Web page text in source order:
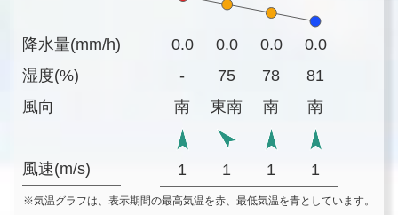
降水量(mm/h)
湿度(%)
風向
風速(m/s)
0.0 0.0 0.0
0.0
-
75 78
81
南
東南 南 南
1 1 1 1
※気温グラフは、表示期間の最高気温を赤、最低気温を青としています。